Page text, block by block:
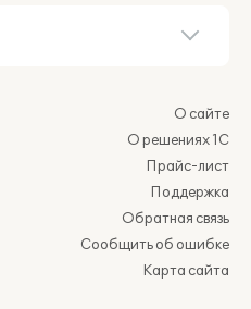
О сайте
О решениях 1С
Прайс-лист
Поддержка
Обратная связь
Сообщить об ошибке
Карта сайта